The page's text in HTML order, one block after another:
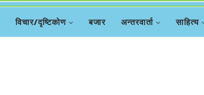
विचार/दृष्टिकोण बजार अन्तरवार्ता साहित्य